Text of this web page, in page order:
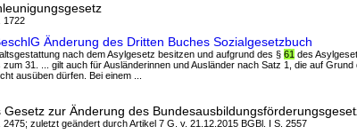
1722
Änderung des Dritten Buches Sozialgesetzbuch
nach dem Asylgesetz besitzen und aufgrund des § 61 des
31. ... gilt auch für Ausländerinnen und Ausländer nach Satz 1, die auf Grund
ausüben dürfen. Bei einem ...
Gesetz zur Änderung des
zuletzt geändert durch Artikel 7 G. v. 21.12.2015 BGBl. I S. 2557